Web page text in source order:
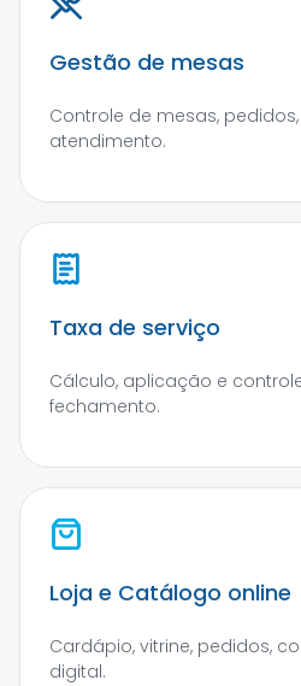
Gestão de mesas
Controle de mesas,
atendimento.
Taxa de serviço
Cálculo, aplicação e
fechamento.
Loja e Catálogo online
Cardápio, vitrine, pedidos,
digital.